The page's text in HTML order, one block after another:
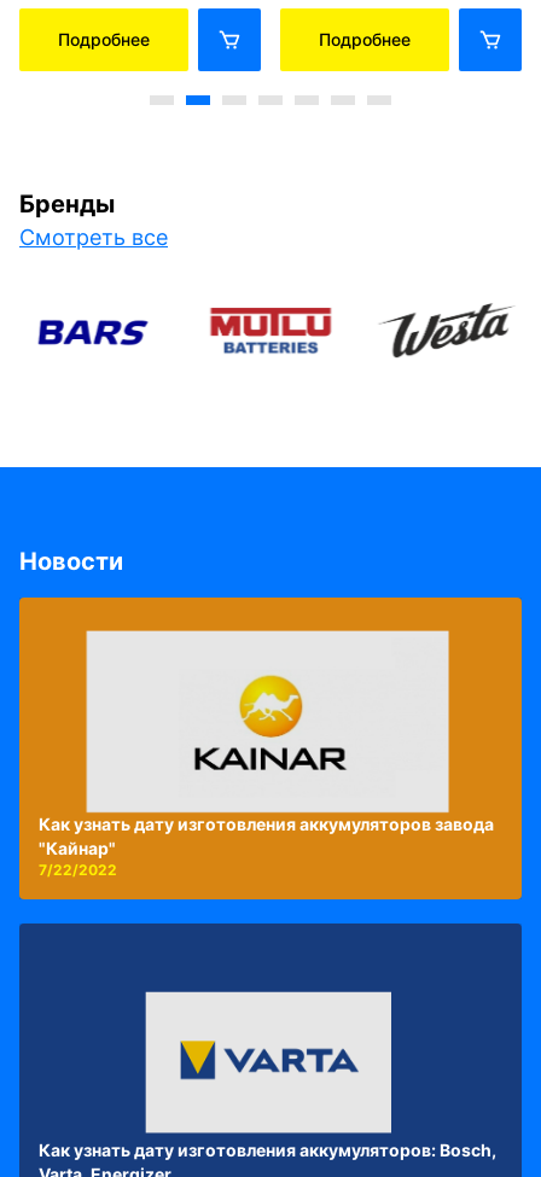
Подробнее Подробнее
Бренды
Смотреть все
Новости
Как узнать дату изготовления аккумуляторов завода
"Кайнар"
7/22/2022
Как узнать дату изготовления аккумуляторов: Bosch,